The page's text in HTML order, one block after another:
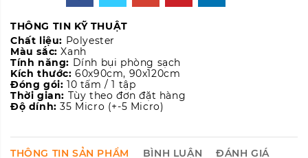
THÔNG TIN KỸ THUẬT
Chất liệu: Polyester
Màu sắc:Xanh
Tính năng: Dính bụi phòng sạch
Kích thước: 60x90cm, 90x120cm
Đóng gói: 10 tấm / 1 tập
Thời gian: Tùy theo đơn đặt hàng
Độ dính: 35 Micro (+-5 Micro)
THÔNG TIN SẢN PHẨM BÌNH LUẬN ĐÁNH GIÁ